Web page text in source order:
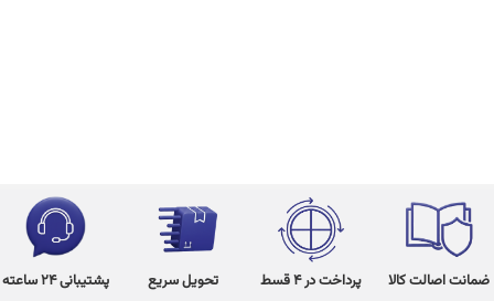
ضمانت اصالت کالا پرداخت در 4 قسط تحویل سریع پشتیبانی 24 ساعته